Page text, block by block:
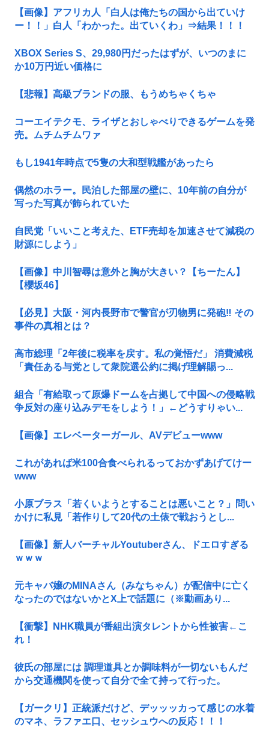
【画像】アフリカ人「白人は俺たちの国から出ていけ
ー！！」白人「わかった。出ていくわ」⇒結果！！！
XBOX Series S、29,980円だったはずが、いつのまに
か10万円近い価格に
【悲報】高級ブランドの服、もうめちゃくちゃ
コーエイテクモ、ライザとおしゃべりできるゲームを発
売。ムチムチムワァ
もし1941年時点で5隻の大和型戦艦があったら
偶然のホラー。民泊した部屋の壁に、10年前の自分が
写った写真が飾られていた
自民党「いいこと考えた、ETF売却を加速させて減税の
財源にしよう」
【画像】中川智尋は意外と胸が大きい？【ちーたん】
【櫻坂46】
【必見】大阪・河内長野市で警官が刃物男に発砲‼ その
事件の真相とは？
高市総理「2年後に税率を戻す。私の覚悟だ」 消費減税
「責任ある与党として衆院選公約に掲げ理解賜っ...
組合「有給取って原爆ドームを占拠して中国への侵略戦
争反対の座り込みデモをしよう！」←どうすりゃい...
【画像】エレベーターガール、AVデビューwww
これがあれば米100合食べられるっておかずあげてけー
www
小原ブラス「若くいようとすることは悪いこと？」問い
かけに私見「若作りして20代の土俵で戦おうとし...
【画像】新人バーチャルYoutuberさん、ドエロすぎる
ｗｗｗ
元キャバ嬢のMINAさん（みなちゃん）が配信中に亡く
なったのではないかとX上で話題に（※動画あり...
【衝撃】NHK職員が番組出演タレントから性被害←こ
れ！
彼氏の部屋には 調理道具とか調味料が一切ないもんだ
から交通機関を使って自分で全て持って行った。
【ガークリ】正統派だけど、デッッッカって感じの水着
のマネ、ラファエ口、セッシュウへの反応！！！